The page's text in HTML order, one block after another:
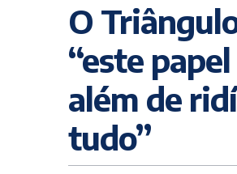
O
“este
além de
tudo”